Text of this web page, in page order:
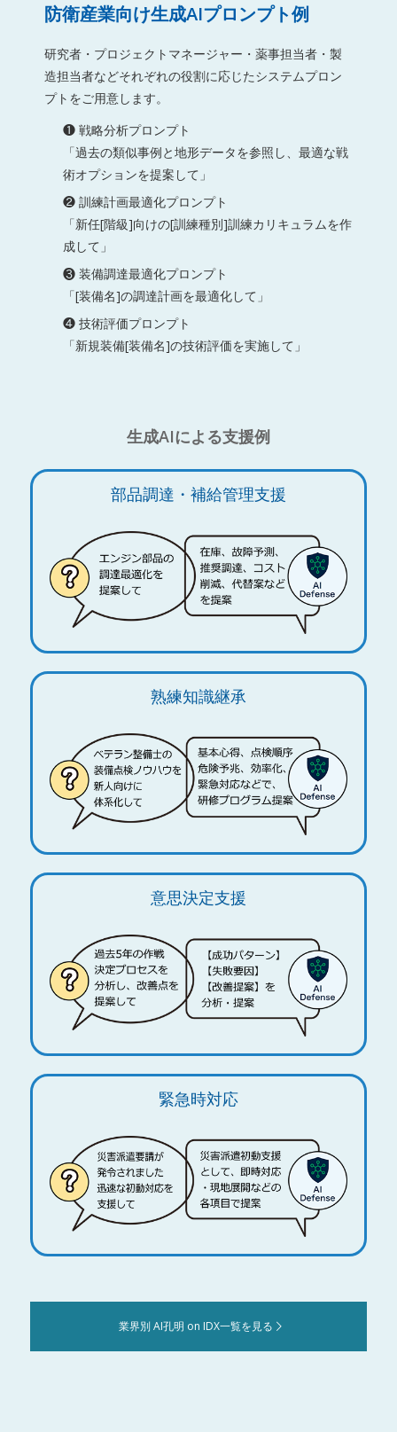
防衛産業向け生成AIプロンプト例
研究者・プロジェクトマネージャー・薬事担当者・製
造担当者などそれぞれの役割に応じたシステムプロン
プトをご用意します。
❶ 戦略分析プロンプト
「過去の類似事例と地形データを参照し、最適な戦
術オプションを提案して」
❷ 訓練計画最適化プロンプト
「新任[階級]向けの[訓練種別]訓練カリキュラムを作
成して」
❸ 装備調達最適化プロンプト
「[装備名]の調達計画を最適化して」
❹ 技術評価プロンプト
「新規装備[装備名]の技術評価を実施して」
生成AIによる支援例
部品調達・補給管理支援
熟練知識継承
意思決定支援
緊急時対応
業界別 AI孔明 on IDX一覧を見る